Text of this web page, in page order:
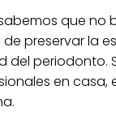
que no
de preservar la
del periodonto.
en casa,